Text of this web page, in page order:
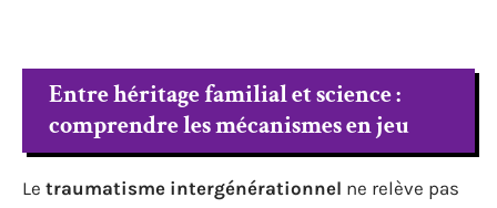
Entre héritage familial et science :
comprendre les mécanismes en jeu
Le traumatisme intergénérationnel ne relève pas